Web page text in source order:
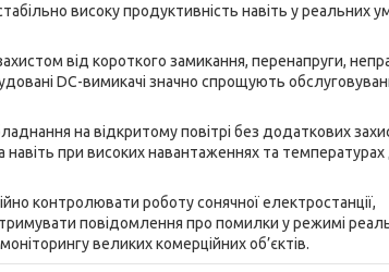
високу продуктивність навіть у реальних
від короткого замикання, перенапруги,
DC-вимикачі значно спрощують
на відкритому повітрі без додаткових
при високих навантаженнях та
контролювати роботу сонячної електростанції,
повідомлення про помилки у режимі
великих комерційних об’єктів.